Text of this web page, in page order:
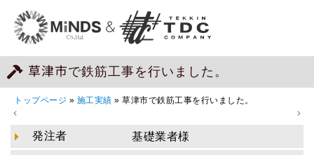
草津市で鉄筋工事を行いました。
トップページ » 施工実績 » 草津市で鉄筋工事を行いました。
発注者 基礎業者様